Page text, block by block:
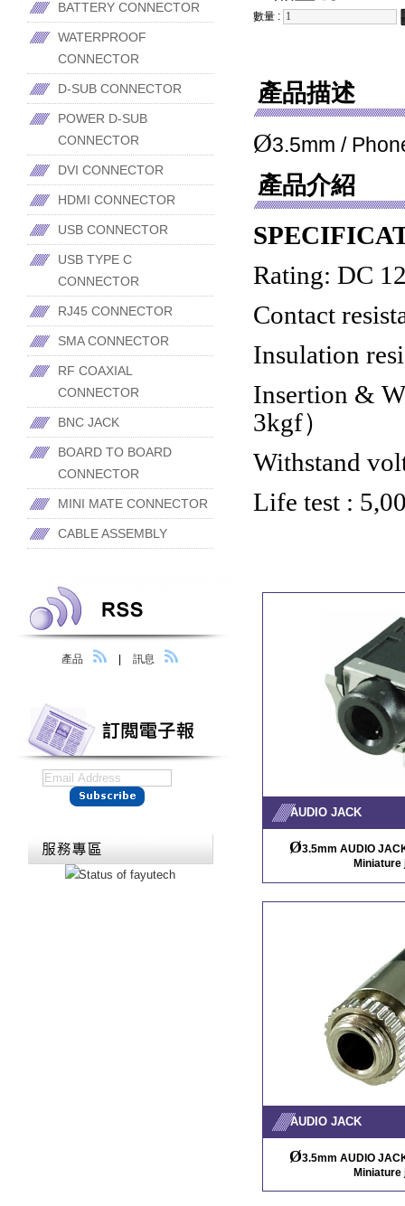
數量 :
產品描述
Ø3.5mm /
產品介紹
Rating: DC
Contact
Insulation
Insertion &
3kgf）
Withstand
Life test :
AUDIO JACK
Ø3.5mm AUDIO
Miniature
AUDIO JACK
Ø3.5mm AUDIO
Miniature
BATTERY CONNECTOR
WATERPROOF
CONNECTOR
D-SUB CONNECTOR
POWER D-SUB
CONNECTOR
DVI CONNECTOR
HDMI CONNECTOR
USB CONNECTOR
USB TYPE C
CONNECTOR
RJ45 CONNECTOR
SMA CONNECTOR
RF COAXIAL
CONNECTOR
BNC JACK
BOARD TO BOARD
CONNECTOR
MINI MATE CONNECTOR
CABLE ASSEMBLY
產品 訊息